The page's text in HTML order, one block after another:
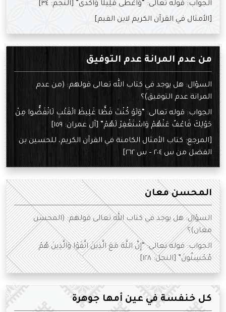
الجواب: قوله تعالى: “وَأَعْطى قَلِيلًا وَأَكْدى” [النجم: ٣٤]
[الأمثال في القرآن الكريم لابن القيم]
من عدم المرانة عدم التوفيق
السؤال: هل يوجد في كتاب الله تعالى قولهم: (من عدم
المرانة عدم التوفيق)؟
الجواب: قوله تعالى: “وَلَوْ كُنْتَ فَظًّا غَلِيظَ الْقَلْبِ لَانْفَضُّوا مِنْ
حَوْلِكَ فَاعْفُ عَنْهُمْ وَاسْتَغْفِرْ لَهُمْ” [آل عمران: ١٥٩]
[المرجع: كتاب الأمثال الكامنة في القرآن الكريم، للحسين بن
الفضل من س ٢٠٤ – س ٢٦٢]
المحسن معان
السؤال: هل يوجد في كتاب الله تعالى قولهم: (المحسن
معان)؟
الجواب: قوله تعالى: “إِنَّ اللَّهَ مَعَ الَّذِينَ اتَّقَوْا وَالَّذِينَ هُمْ
مُحْسِنُونَ” [النحل: ١٢٨]
كل خنفسة في عين أمها جوهرة